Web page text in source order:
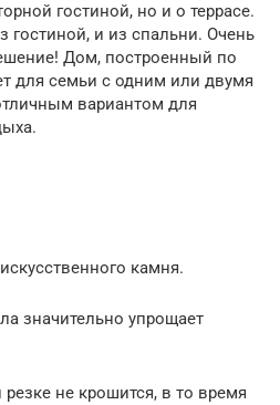
гостиной, но и о террасе.
и из спальни. Очень
Дом, построенный по
для семьи с одним или двумя
вариантом для
камня.
значительно упрощает
не крошится, в то время